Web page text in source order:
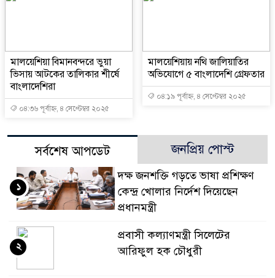
মালয়েশিয়া বিমানবন্দরে ভুয়া
ভিসায় আটকের তালিকার শীর্ষে
বাংলাদেশিরা
০৪:৩৬ পূর্বাহ্ন, ৪ সেপ্টেম্বর ২০২৫
মালয়েশিয়ায় নথি জালিয়াতির
অভিযোগে ৫ বাংলাদেশি গ্রেফতার
০৪:১৯ পূর্বাহ্ন, ৪ সেপ্টেম্বর ২০২৫
সর্বশেষ আপডেট জনপ্রিয় পোস্ট
দক্ষ জনশক্তি গড়তে ভাষা প্রশিক্ষণ
কেন্দ্র খোলার নির্দেশ দিয়েছেন
প্রধানমন্ত্রী
১
প্রবাসী কল্যাণমন্ত্রী সিলেটের
আরিফুল হক চৌধুরী
২